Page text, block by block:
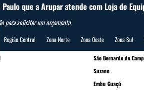
Paulo que a Arupar atende com Loja de
para solicitar um orçamento
Região Central Zona Norte Zona Oeste Zona Sul
São Bernardo do
Suzano
Embu Guaçú